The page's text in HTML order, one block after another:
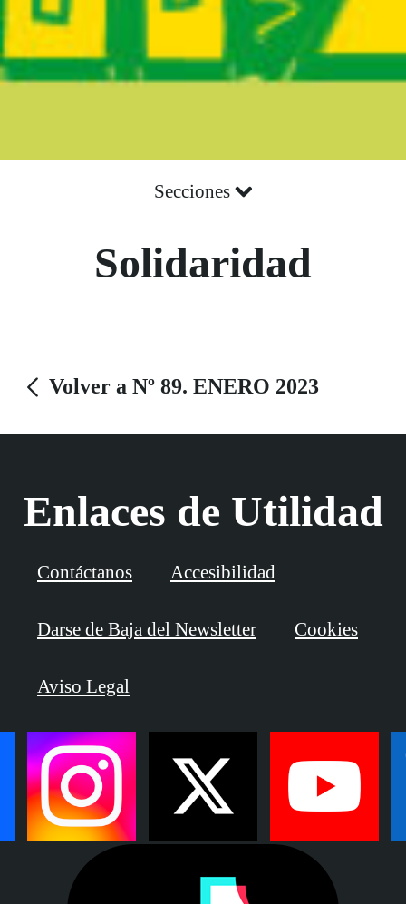
Secciones
Solidaridad
Volver a Nº 89. ENERO 2023
Enlaces de Utilidad
Contáctanos Accesibilidad
Darse de Baja del Newsletter Cookies
Aviso Legal